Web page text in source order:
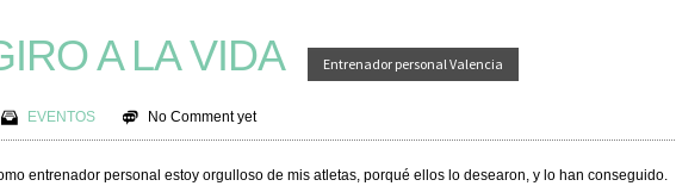
Entrenador personal Valencia
A LA VIDA
EVENTOS No Comment yet
entrenador personal estoy orgulloso de mis atletas, porqué ellos lo desearon, y lo han conseguido.